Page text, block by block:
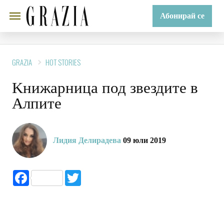
Абонирай се
Kнижарница под звездите в
Алпите
Facebook